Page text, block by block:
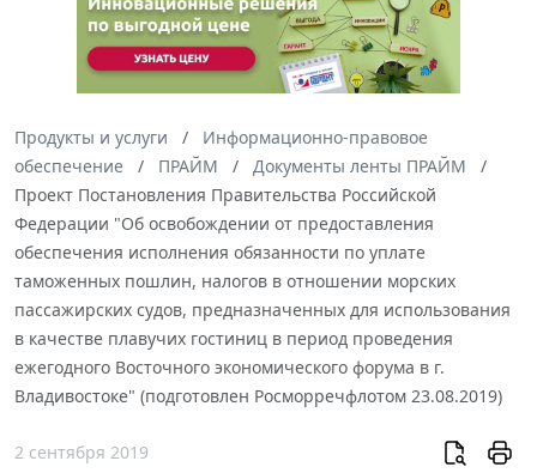
Продукты и услуги
Информационно-правовое
обеспечение
ПРАЙМ
Документы ленты ПРАЙМ
Проект Постановления Правительства Российской
Федерации "Об освобождении от предоставления
обеспечения исполнения обязанности по уплате
таможенных пошлин, налогов в отношении морских
пассажирских судов, предназначенных для использования
в качестве плавучих гостиниц в период проведения
ежегодного Восточного экономического форума в г.
Владивостоке" (подготовлен Росморречфлотом 23.08.2019)
2 сентября 2019